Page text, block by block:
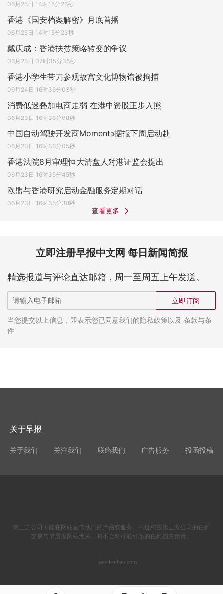
06月25日 14时15分26秒
香港《国安档案解密》月底首播
06月25日 14时15分23秒
戴庆成：香港扶贫策略转变的争议
06月25日 07时35分36秒
香港小学生带刀参观故宫文化博物馆被拘捕
06月24日 16时36分03秒
消费低迷叠加电商走弱 在港中资股正步入熊
06月23日 16时36分08秒
中国自动驾驶开发商Momenta据报下周启动赴
06月23日 16时36分05秒
香港法院8月审理恒大清盘人对港证监会提出
06月23日 16时35分45秒
欧盟与香港研究启动金融服务定期对话
06月23日 16时35分38秒
查看更多
立即注册早报中文网 每日新闻简报
精选报道与评论直达邮箱，周一至周五上午发送。
立即订阅
当您提交以上信息，即表示您已同意我们的隐私政策以及 条款与条
件
关于早报
关于我们 关注我们 联络我们 广告服务 投函投稿
第三方公司可能在网站宣传他们的产品或服务。不过您跟第三方公司的任何
交易与早晨报网站无关，将不会对可能引起的任何损失负责。
zaochenbao.com